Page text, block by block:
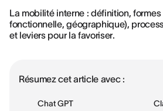
La mobilité interne : définition,
fonctionnelle, géographique),
et leviers pour la favoriser.
Résumez cet article avec :
Chat GPT